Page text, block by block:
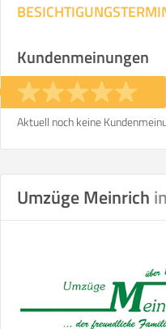
Kundenmeinungen
Aktuell noch keine
Umzüge Meinrich